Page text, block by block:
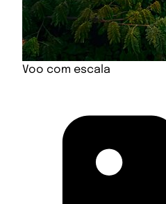
Voo com escala